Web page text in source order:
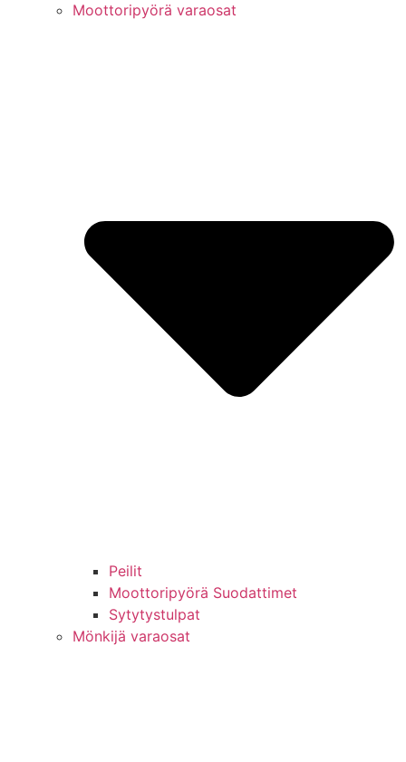
Moottoripyörä varaosat
Peilit
Moottoripyörä Suodattimet
Sytytystulpat
Mönkijä varaosat